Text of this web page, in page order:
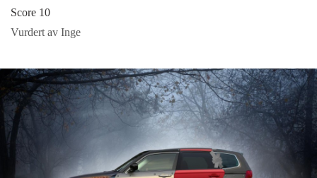
Score 10
Vurdert av Inge